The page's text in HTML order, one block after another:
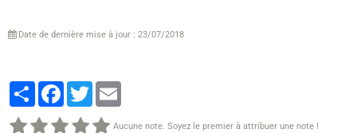
Date de dernière mise à jour : 23/07/2018
PartagerFacebook
Twitter
Aucune note. Soyez le premier à attribuer une note !